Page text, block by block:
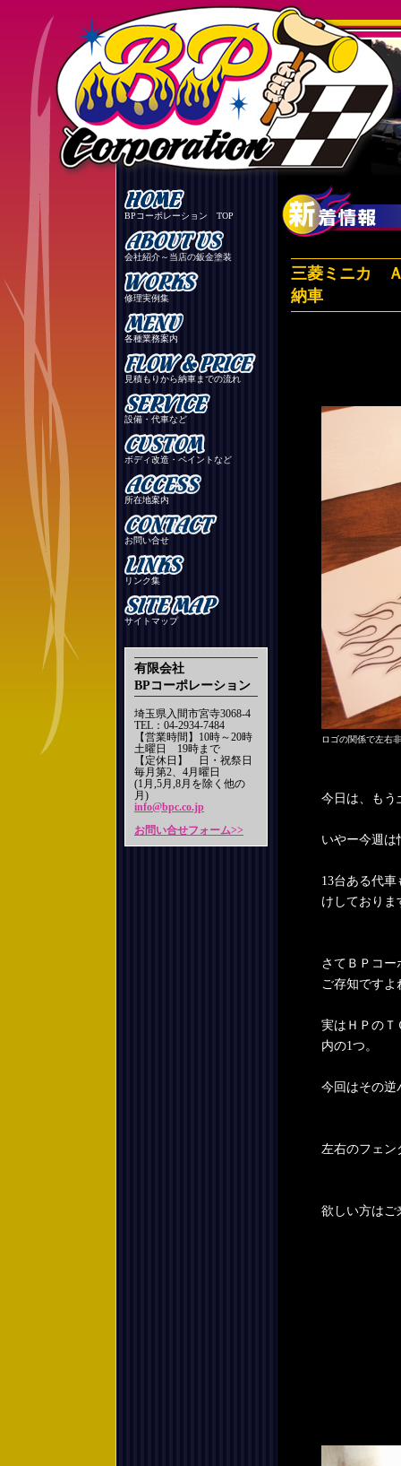
BPコーポレーション TOP
会社紹介～当店の鈑金塗装
修理実例集
各種業務案内
見積もりから納車までの流れ
設備・代車など
ボディ改造・ペイントなど
所在地案内
お問い合せ
リンク集
サイトマップ
有限会社
BPコーポレーション
埼玉県入間市宮寺3068-4
TEL：04-2934-7484
【営業時間】10時～20時
土曜日 19時まで
【定休日】 日・祝祭日
毎月第2、4月曜日
(1月,5月,8月を除く他の
月)
info@bpc.co.jp
お問い合せフォーム>>
三菱ミニカ
納車
ロゴの関係で左右
今日は、もう
いやー今週は
13台ある代
けしておりま
さてＢＰコー
ご存知ですよ
実はＨＰのＴ
内の1つ。
今回はその逆
左右のフェン
欲しい方はご